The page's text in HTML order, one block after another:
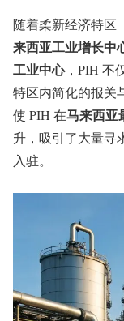
随着柔新经济特区
来西亚工业增长中
工业中心，PIH 不
特区内简化的报关
使 PIH 在马来西亚
升，吸引了大量寻
入驻。